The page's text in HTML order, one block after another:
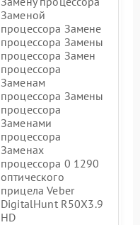
Заменой
процессора Замене
процессора Замены
процессора Замен
процессора
Заменам
процессора Замены
процессора
Заменами
процессора
Заменах
процессора 0 1290
оптического
прицела Veber
DigitalHunt R50X3.9
HD